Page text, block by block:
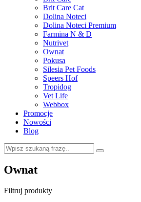
Brit Care Cat
Dolina Noteci
Dolina Noteci Premium
Farmina N & D
Nutrivet
Ownat
Pokusa
Silesia Pet Foods
Speers Hof
Tropidog
Vet Life
Webbox
Promocje
Nowości
Blog
Ownat
Filtruj produkty